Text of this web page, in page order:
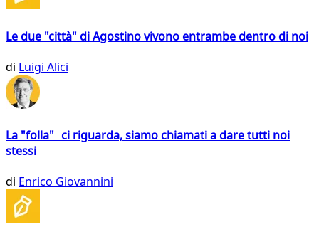
Le due "città" di Agostino vivono entrambe dentro di noi
di Luigi Alici
La "folla" ci riguarda, siamo chiamati a dare tutti noi
stessi
di Enrico Giovannini